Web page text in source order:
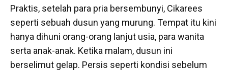
Praktis, setelah para pria bersembunyi, Cikarees
seperti sebuah dusun yang murung. Tempat itu kini
hanya dihuni orang-orang lanjut usia, para wanita
serta anak-anak. Ketika malam, dusun ini
berselimut gelap. Persis seperti kondisi sebelum